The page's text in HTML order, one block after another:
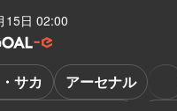
15日 02:00
サカ アーセナル